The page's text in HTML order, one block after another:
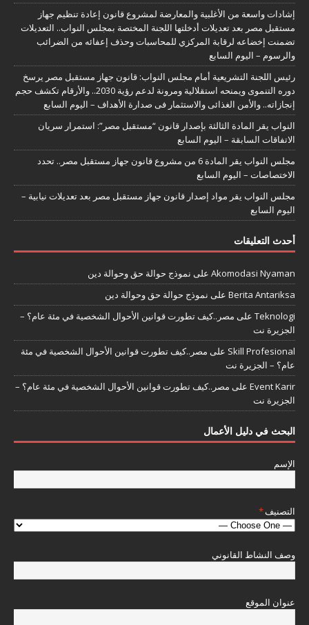
إشادات واسعة من الأغلبية والمعارضة لمشروع قانون إعادة تنظيم جهاز
مستقبل مصر بعد تعديلات أدخلتها اللجنة المختصة بمجلس النواب.. التعديلات
تضمنت إخضاعه لرقابة المركزي للمحاسبات وحذف إعفائه من الضرائب
والرسوم – اليوم السابع
رئيس اللجنة التشريعية أمام مجلس النواب: قانون جهاز مستقبل مصر يرسخ
دوره التنموى ويمنحه استقلالية ومرونة لدعم رؤية 2030.. والأرقام تكشف حجم
إنجازاته.. والأمن الغذائى والاستثمار فى صدارة الأهداف – اليوم السابع
النواب يقر المادة الثالثة بإصدار قانون “مستقبل مصر”: استمرار سريان
الاتفاقات السابقة – اليوم السابع
مجلس النواب يقر المادة 6 من مشروع قانون جهاز مستقبل مصر.. تحدد
الاختصاصات – اليوم السابع
مجلس النواب يقر مواد إصدار قانون جهاز مستقبل مصر بعد تعديلات نيابية –
اليوم السابع
أحدث التعليقات
Akomodasi Nyaman على نموذج حوالة حق وحوالة دين
Berita Antariksa على نموذج حوالة حق وحوالة دين
Teknologi على مصر..كيف تطورت قوانين الأحوال الشخصية في مئة عام؟ –
الجزيرة نت
Skill Profesional على مصر..كيف تطورت قوانين الأحوال الشخصية في مئة
عام؟ – الجزيرة نت
Event Karir على مصر..كيف تطورت قوانين الأحوال الشخصية في مئة عام؟ –
الجزيرة نت
البحث في دليل الأعمال
الإسم
التصنيف*
وصف النشاط القانوني
عنوان الموقع